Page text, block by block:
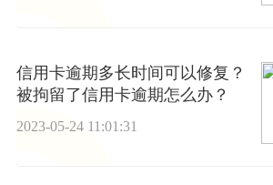
信用卡逾期多长时间可以修复？
被拘留了信用卡逾期怎么办？
2023-05-24 11:01:31